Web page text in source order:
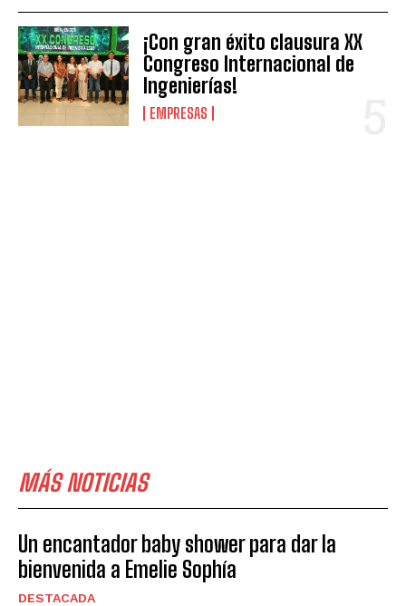
¡Con gran éxito clausura XX
Congreso Internacional de
Ingenierías!
EMPRESAS
MÁS NOTICIAS
Un encantador baby shower para dar la
bienvenida a Emelie Sophía
DESTACADA